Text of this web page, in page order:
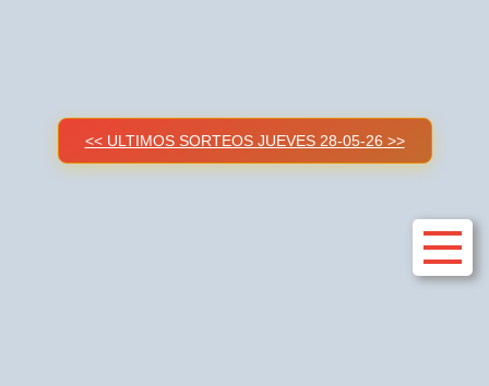
<< ULTIMOS SORTEOS JUEVES 28-05-26 >>